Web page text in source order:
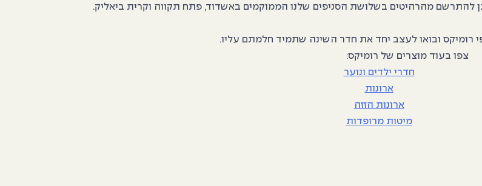
להתרשם מהרהיטים בשלושת הסניפים שלנו הממוקמים באשדוד, פתח תקווה וקרית ביאליק.
רומיקס ובואו לעצב יחד את חדר השינה שתמיד חלמתם עליו.
צפו בעוד מוצרים של רומיקס:
חדרי ילדים ונוער
ארונות
ארונות הזזה
מיטות מרופדות